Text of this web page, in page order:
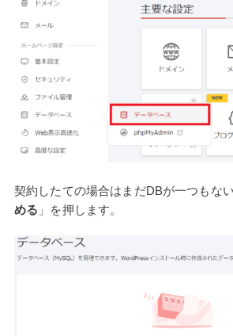
契約したての場合はまだDBが一つもな
める 」を押します。